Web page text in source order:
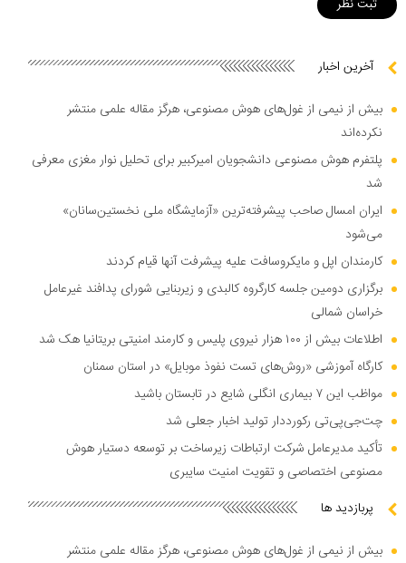
آخرین اخبار
بیش از نیمی از غول‌های هوش مصنوعی، هرگز مقاله علمی منتشر
نکرده‌اند
پلتفرم هوش مصنوعی دانشجویان امیرکبیر برای تحلیل نوار مغزی معرفی
شد
ایران امسال صاحب پیشرفته‌ترین «آزمایشگاه ملی نخستین‌سانان»
می‌شود
کارمندان اپل و مایکروسافت علیه پیشرفت آنها قیام کردند
برگزاری دومین جلسه کارگروه کالبدی و زیربنایی شورای پدافند غیرعامل
خراسان شمالی
اطلاعات بیش از ۱۰۰ هزار نیروی پلیس و کارمند امنیتی بریتانیا هک شد
کارگاه آموزشی «روش‌های تست نفوذ موبایل» در استان سمنان
مواظب این ۷ بیماری انگلی شایع در تابستان باشید
چت‌جی‌پی‌تی رکورددار تولید اخبار جعلی شد
تأکید مدیرعامل شرکت ارتباطات زیرساخت بر توسعه دستیار هوش
مصنوعی اختصاصی و تقویت امنیت سایبری
پربازدید ها
بیش از نیمی از غول‌های هوش مصنوعی، هرگز مقاله علمی منتشر